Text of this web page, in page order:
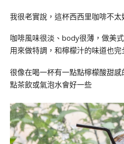
我很老實說，這杯西西里咖啡不太
咖啡風味很淡、body很薄，做美
用來做特調，和檸檬汁的味道也
很像在喝一杯有一點點檸檬酸甜
點茶飲或氣泡水會好一些